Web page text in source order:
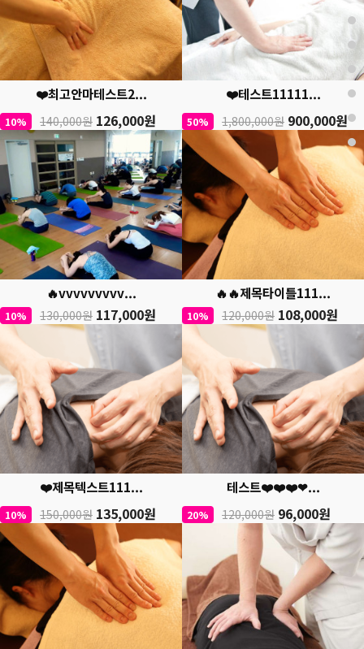
❤️최고안마테스트2...
10% 140,000원 126,000원
❤️테스트11111...
50% 1,800,000원 900,000원
🔥vvvvvvvvv...
10% 130,000원 117,000원
🔥🔥제목타이틀111...
10% 120,000원 108,000원
❤️제목텍스트111...
10% 150,000원 135,000원
테스트❤️❤️❤️❤...
20% 120,000원 96,000원